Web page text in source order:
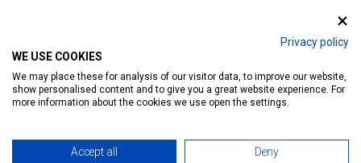
Privacy policy
WE USE COOKIES
We may place these for analysis of our visitor data, to improve our website,
show personalised content and to give you a great website experience. For
more information about the cookies we use open the settings.
Accept all Deny